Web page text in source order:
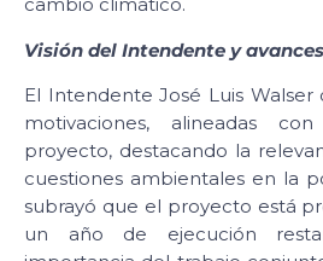
Visión del Intendente y
El Intendente José Luis Walser
motivaciones, alineadas
proyecto, destacando la
cuestiones ambientales en la
subrayó que el proyecto está
un año de ejecución